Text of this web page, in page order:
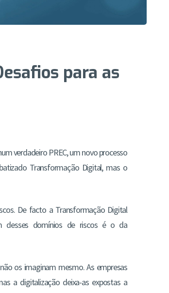
para as
verdadeiro PREC, um novo processo
Transformação Digital, mas o
De facto a Transformação Digital
desses domínios de riscos é o da
os imaginam mesmo. As empresas
a digitalização deixa-as expostas a